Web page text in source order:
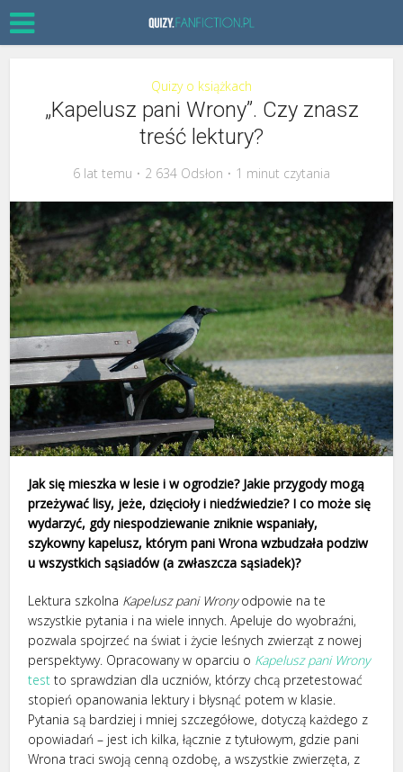
Quizy o książkach
„Kapelusz pani Wrony”. Czy znasz
treść lektury?
6 lat temu 2 634 Odsłon 1 minut czytania
Jak się mieszka w lesie i w ogrodzie? Jakie przygody mogą
przeżywać lisy, jeże, dzięcioły i niedźwiedzie? I co może się
wydarzyć, gdy niespodziewanie zniknie wspaniały,
szykowny kapelusz, którym pani Wrona wzbudzała podziw
u wszystkich sąsiadów (a zwłaszcza sąsiadek)?
Lektura szkolna Kapelusz pani Wronyodpowie na te
wszystkie pytania i na wiele innych. Apeluje do wyobraźni,
pozwala spojrzeć na świat i życie leśnych zwierząt z nowej
perspektywy. Opracowany w oparciu o Kapelusz pani Wrony
test to sprawdzian dla uczniów, którzy chcą przetestować
stopień opanowania lektury i błysnąć potem w klasie.
Pytania są bardziej i mniej szczegółowe, dotyczą każdego z
opowiadań – jest ich kilka, łącznie z tytułowym, gdzie pani
Wrona traci swoją cenną ozdobę, a wszystkie zwierzęta, z